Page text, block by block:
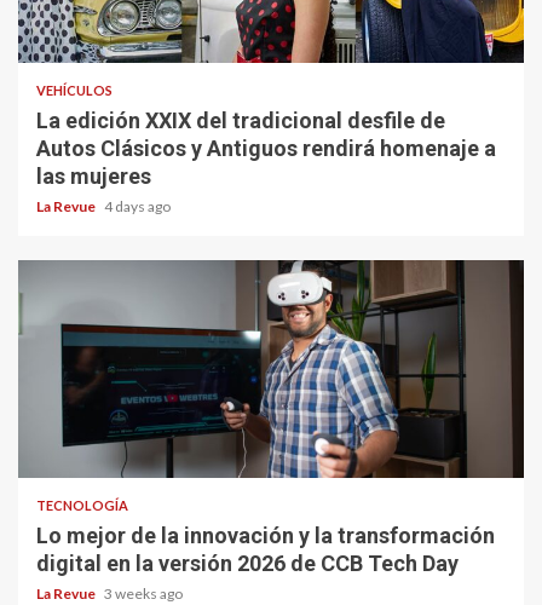
VEHÍCULOS
La edición XXIX del tradicional desfile de
Autos Clásicos y Antiguos rendirá homenaje a
las mujeres
La Revue 4 days ago
TECNOLOGÍA
Lo mejor de la innovación y la transformación
digital en la versión 2026 de CCB Tech Day
La Revue 3 weeks ago